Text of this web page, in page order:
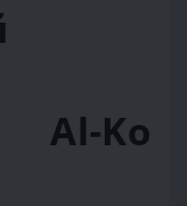
Al-Ko